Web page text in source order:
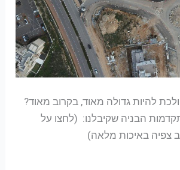
להיות גדולה מאוד, בקרוב מאוד?
הבניה שקיבלנו: (לחצו על
צפיה באיכות מלאה)